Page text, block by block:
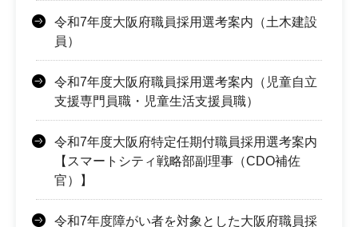
令和7年度大阪府職員採用選考案内（土木建設
員）
令和7年度大阪府職員採用選考案内（児童自立
支援専門員職・児童生活支援員職）
令和7年度大阪府特定任期付職員採用選考案内
【スマートシティ戦略部副理事（CDO補佐
官）】
令和7年度障がい者を対象とした大阪府職員採